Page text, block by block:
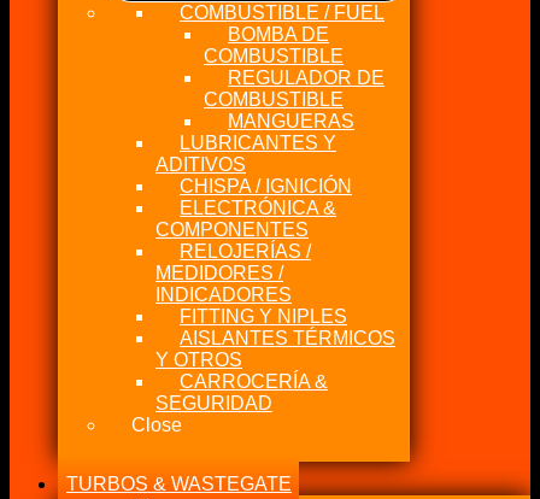
COMBUSTIBLE / FUEL
BOMBA DE
COMBUSTIBLE
REGULADOR DE
COMBUSTIBLE
MANGUERAS
LUBRICANTES Y
ADITIVOS
CHISPA / IGNICIÓN
ELECTRÓNICA &
COMPONENTES
RELOJERÍAS /
MEDIDORES /
INDICADORES
FITTING Y NIPLES
AISLANTES TÉRMICOS
Y OTROS
CARROCERÍA &
SEGURIDAD
Close
TURBOS & WASTEGATE